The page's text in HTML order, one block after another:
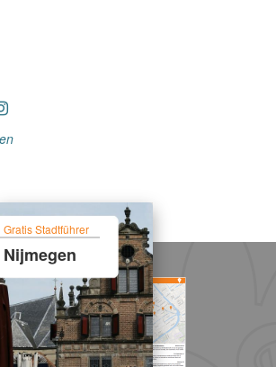
Gratis Stadtführer
Nijmegen